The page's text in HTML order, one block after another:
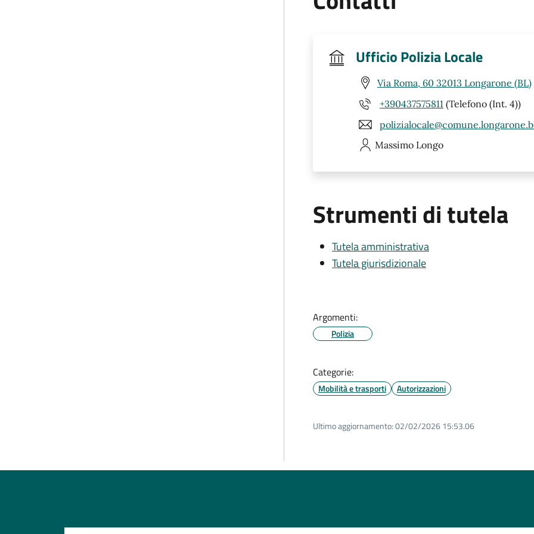
Ufficio Polizia Locale
Via Roma, 60 32013 Longarone (BL)
+390437575811 (Telefono (Int. 4))
Massimo Longo
Strumenti di tutela
Tutela amministrativa
Tutela giurisdizionale
Argomenti:
Polizia
Categorie:
Mobilità e trasporti Autorizzazioni
Ultimo aggiornamento:02/02/2026 15:53.06